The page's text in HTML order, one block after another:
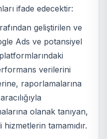
ifade edecektir:
geliştirilen ve
Ads ve potansiyel
verilerini
raporlamalarına
olanak tanıyan,
hizmetlerin tamamıdır.